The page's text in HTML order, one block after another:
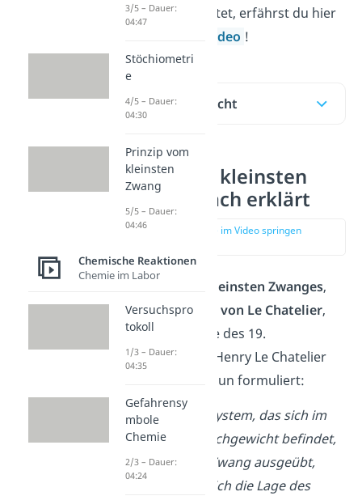
besagt und bedeutet, erfährst du hier
und in unserem Video !
Inhaltsübersicht
Prinzip vom kleinsten
Zwang einfach erklärt
zur Stelle im Video springen
Prinzip des kleinsten Zwanges‚
oder auch ‚Prinzip von Le Chatelier‚
wurde gegen Ende des 19.
Jahrhunderts von Henry Le Chatelier
und Ferdinand Braun formuliert:
„Wird auf ein System, das sich im
chemischen Gleichgewicht befindet,
ein äußerer Zwang ausgeübt,
verschiebt sich die Lage des
3/5 – Dauer:
04:47
Stöchiometri
e
4/5 – Dauer:
04:30
Prinzip vom
kleinsten
Zwang
5/5 – Dauer:
04:46
Chemische Reaktionen
Chemie im Labor
Versuchspro
tokoll
1/3 – Dauer:
04:35
Gefahrensy
mbole
Chemie
2/3 – Dauer:
04:24